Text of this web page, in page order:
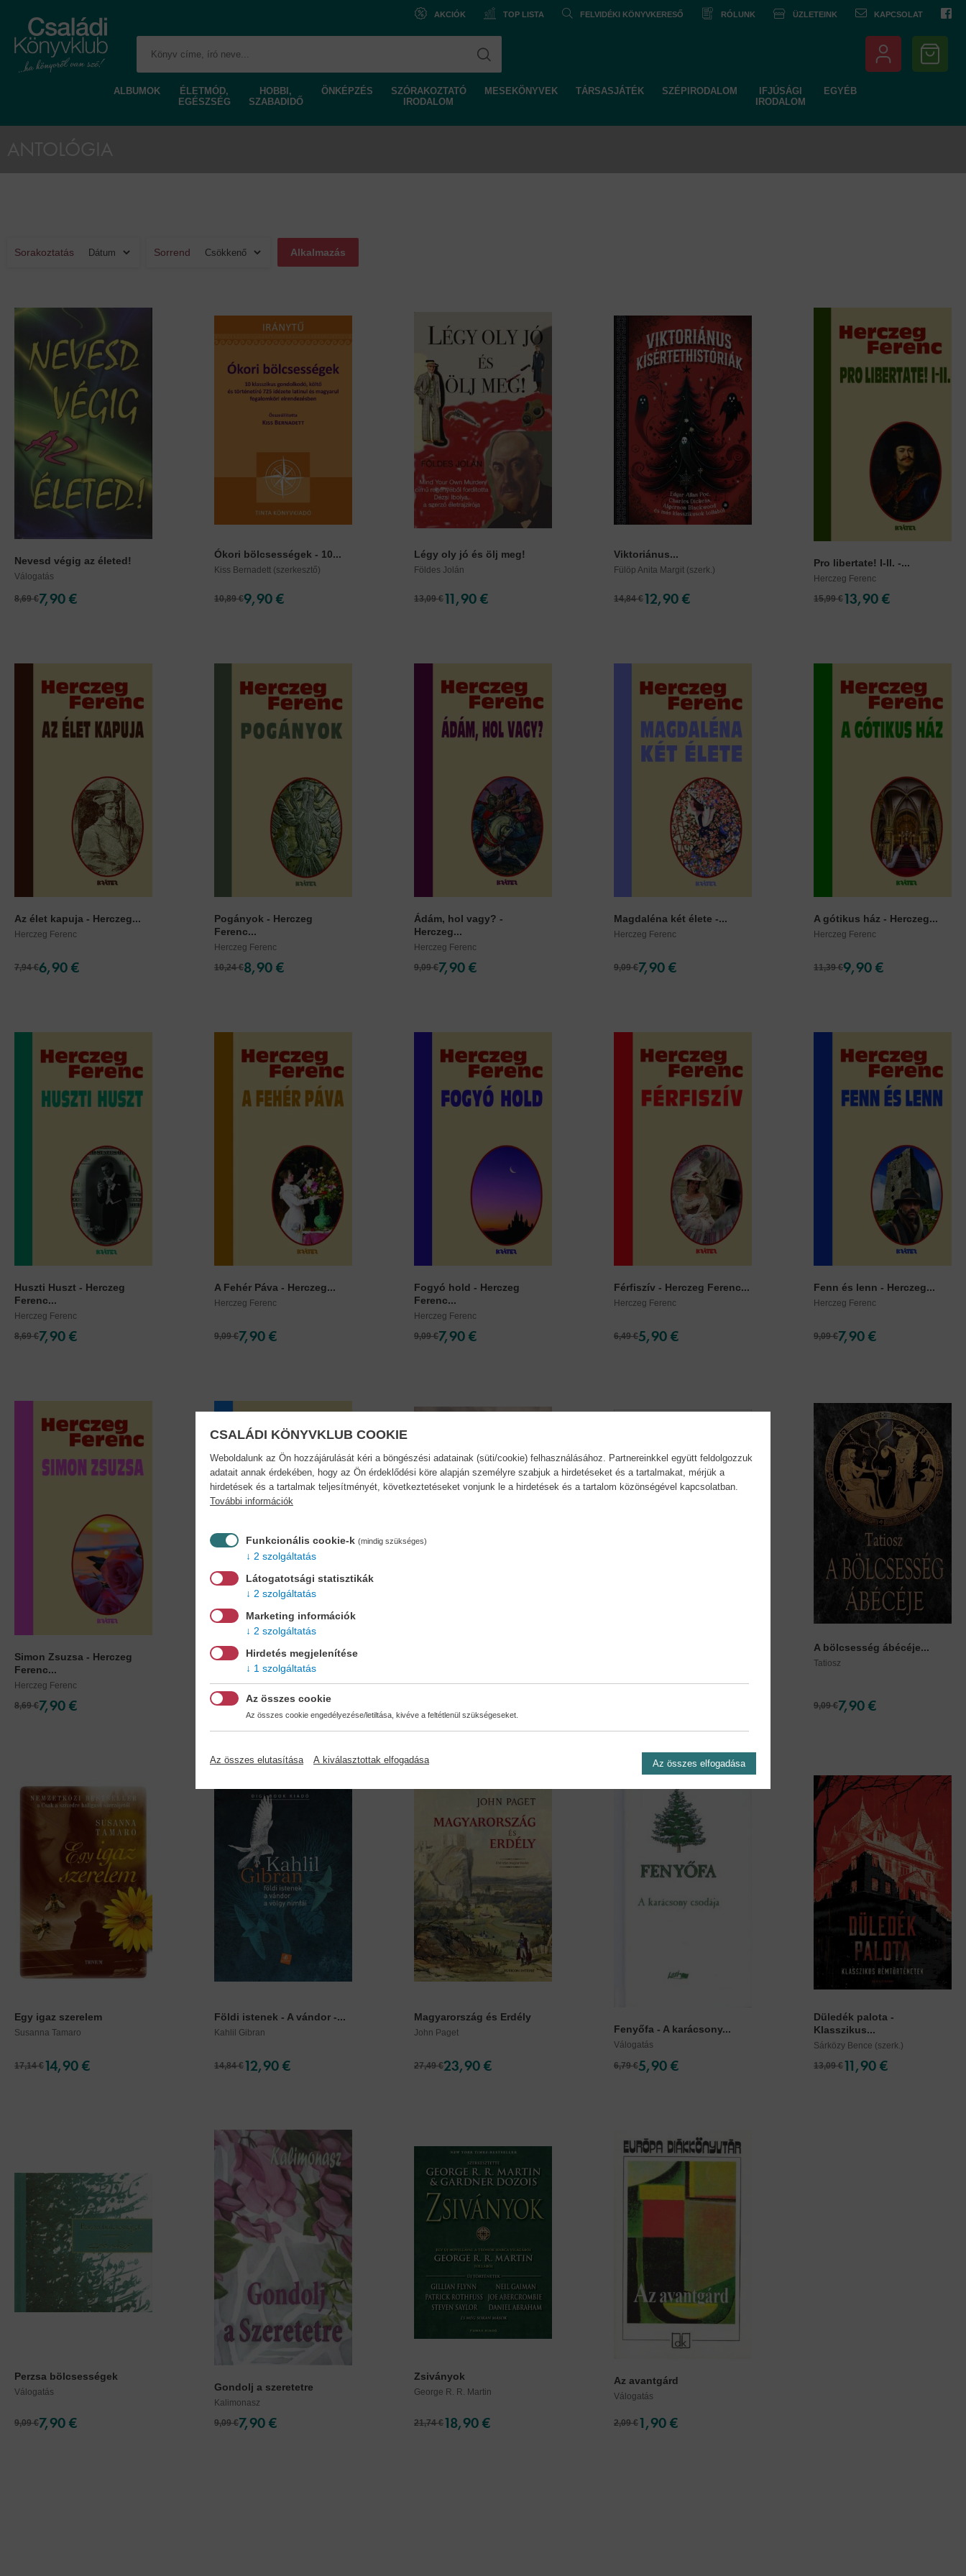
AKCIÓK TOP LISTA FELVIDÉKI KÖNYVKERESŐ RÓLUNK ÜZLETEINK KAPCSOLAT
ALBUMOK
ÉLETMÓD,
EGÉSZSÉG
HOBBI,
SZABADIDŐ
ÖNKÉPZÉS
SZÓRAKOZTATÓ
IRODALOM
MESEKÖNYVEK TÁRSASJÁTÉK SZÉPIRODALOM
IFJÚSÁGI
IRODALOM
EGYÉB
Sorakoztatás Sorrend
Nevesd végig az életed!
Válogatás
8,69 €7,90 €
Ókori bölcsességek - 10...
Kiss Bernadett (szerkesztő)
10,89 €9,90 €
Légy oly jó és ölj meg!
Földes Jolán
13,09 €11,90 €
Viktoriánus...
Fülöp Anita Margit (szerk.)
14,84 €12,90 €
Pro libertate! I-II. -...
Herczeg Ferenc
15,99 €13,90 €
Az élet kapuja - Herczeg...
Herczeg Ferenc
7,94 €6,90 €
Pogányok - Herczeg
Ferenc...
Herczeg Ferenc
10,24 €8,90 €
Ádám, hol vagy? -
Herczeg...
Herczeg Ferenc
9,09 €7,90 €
Magdaléna két élete -...
Herczeg Ferenc
9,09 €7,90 €
A gótikus ház - Herczeg...
Herczeg Ferenc
11,39 €9,90 €
Huszti Huszt - Herczeg
Ferenc...
Herczeg Ferenc
8,69 €7,90 €
A Fehér Páva - Herczeg...
Herczeg Ferenc
9,09 €7,90 €
Fogyó hold - Herczeg
Ferenc...
Herczeg Ferenc
9,09 €7,90 €
Férfiszív - Herczeg Ferenc...
Herczeg Ferenc
6,49 €5,90 €
Fenn és lenn - Herczeg...
Herczeg Ferenc
9,09 €7,90 €
Simon Zsuzsa - Herczeg
Ferenc...
Herczeg Ferenc
8,69 €7,90 €
Északi fény - Herczeg...
Herczeg Ferenc
10,24 € 8,90 €
A bölcsesség ábécéje...
Tatiosz
9,09 €7,90 €
Egy igaz szerelem
Susanna Tamaro
17,14 €14,90 €
Földi istenek - A vándor -...
Kahlil Gibran
14,84 €12,90 €
Magyarország és Erdély
John Paget
27,49 €23,90 €
Fenyőfa - A karácsony...
Válogatás
6,79 €5,90 €
Düledék palota -
Klasszikus...
Sárközy Bence (szerk.)
13,09 €11,90 €
Perzsa bölcsességek
Válogatás
9,09 €7,90 €
Gondolj a szeretetre
Kalimonasz
9,09 €7,90 €
Zsiványok
George R. R. Martin
21,74 €18,90 €
Az avantgárd
Válogatás
2,09 €1,90 €
CSALÁDI KÖNYVKLUB COOKIE
Weboldalunk az Ön hozzájárulását kéri a böngészési adatainak (süti/cookie) felhasználásához. Partnereinkkel együtt feldolgozzuk
adatait annak érdekében, hogy az Ön érdeklődési köre alapján személyre szabjuk a hirdetéseket és a tartalmakat, mérjük a
hirdetések és a tartalmak teljesítményét, következtetéseket vonjunk le a hirdetések és a tartalom közönségével kapcsolatban.
További információk
Funkcionális cookie-k (mindig szükséges)
2 szolgáltatás
Látogatotsági statisztikák
2 szolgáltatás
Marketing információk
2 szolgáltatás
Hirdetés megjelenítése
1 szolgáltatás
Az összes cookie
Az összes cookie engedélyezése/letiltása, kivéve a feltétlenül szükségeseket.
Az összes elutasítása A kiválasztottak elfogadása Az összes elfogadása